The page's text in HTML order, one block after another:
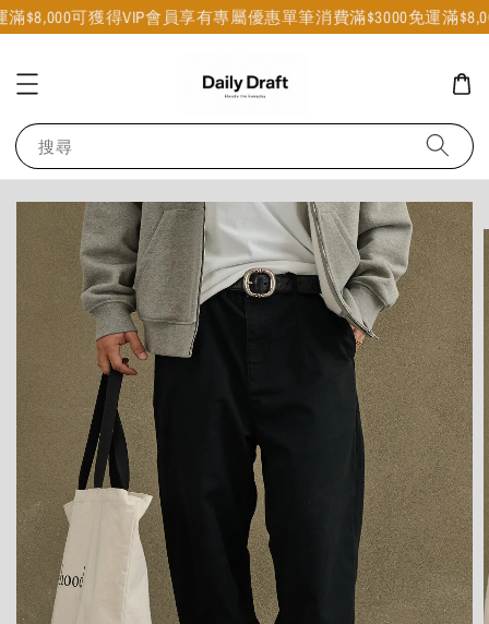
可獲得VIP會員享有專屬優惠單筆消費滿$3000免運滿$8,000
搜尋